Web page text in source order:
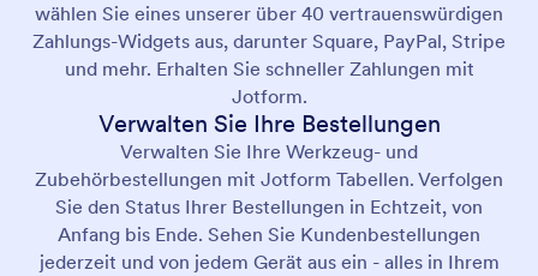
wählen Sie eines unserer über 40 vertrauenswürdigen
Zahlungs-Widgets aus, darunter Square, PayPal, Stripe
und mehr. Erhalten Sie schneller Zahlungen mit
Jotform.
Verwalten Sie Ihre Bestellungen
Verwalten Sie Ihre Werkzeug- und
Zubehörbestellungen mit Jotform Tabellen. Verfolgen
Sie den Status Ihrer Bestellungen in Echtzeit, von
Anfang bis Ende. Sehen Sie Kundenbestellungen
jederzeit und von jedem Gerät aus ein - alles in Ihrem